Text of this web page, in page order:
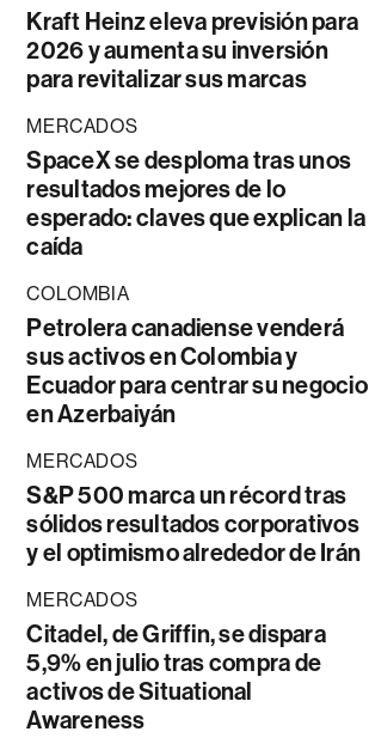
Kraft Heinz eleva previsión para
2026 y aumenta su inversión
para revitalizar sus marcas
MERCADOS
SpaceX se desploma tras unos
resultados mejores de lo
esperado: claves que explican la
caída
COLOMBIA
Petrolera canadiense venderá
sus activos en Colombia y
Ecuador para centrar su negocio
en Azerbaiyán
MERCADOS
S&P 500 marca un récord tras
sólidos resultados corporativos
y el optimismo alrededor de Irán
MERCADOS
Citadel, de Griffin, se dispara
5,9% en julio tras compra de
activos de Situational
Awareness